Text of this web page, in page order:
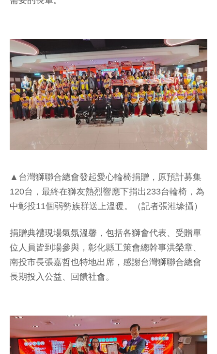
▲台灣獅聯合總會發起愛心輪椅捐贈，原預計募集
120台，最終在獅友熱烈響應下捐出233台輪椅，為
中彰投11個弱勢族群送上溫暖。（記者張溎壕攝）
捐贈典禮現場氣氛溫馨，包括各獅會代表、受贈單
位人員皆到場參與，彰化縣工策會總幹事洪榮章、
南投市長張嘉哲也特地出席，感謝台灣獅聯合總會
長期投入公益、回饋社會。